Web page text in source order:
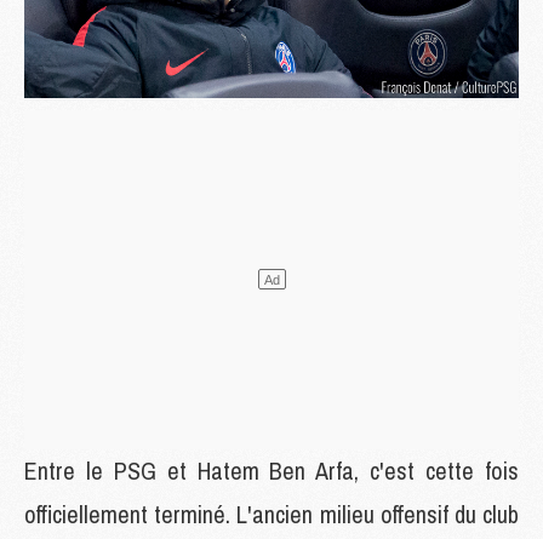
Entre le PSG et Hatem Ben Arfa, c'est cette fois
officiellement terminé. L'ancien milieu offensif du club